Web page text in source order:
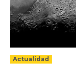
Actualidad